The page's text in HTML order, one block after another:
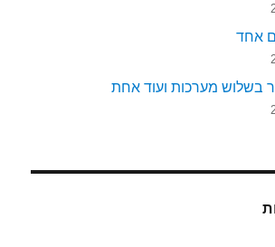
אחד
בשלוש מערכות ועוד אחת